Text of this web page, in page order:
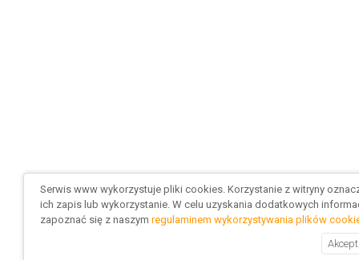
Serwis www wykorzystuje pliki cookies. Korzystanie z witryny
ich zapis lub wykorzystanie. W celu uzyskania dodatkowych
zapoznać się z naszymregulaminem wykorzystywania plików